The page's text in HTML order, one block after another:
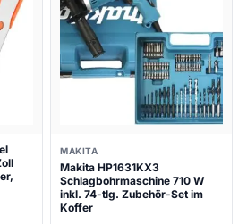
MAKITA
Makita HP1631KX3
Schlagbohrmaschine 710 W
inkl. 74-tlg. Zubehör-Set im
Koffer